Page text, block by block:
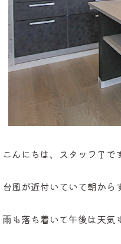
こんにちは、スタッフＴで
台風が近付いていて朝から
雨も落ち着いて午後は天